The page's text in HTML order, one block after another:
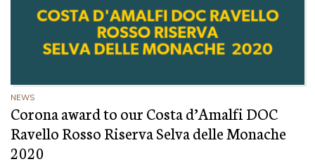
NEWS
Corona award to our Costa d’Amalfi DOC
Ravello Rosso Riserva Selva delle Monache
2020